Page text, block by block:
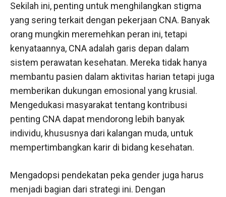
Sekilah ini, penting untuk menghilangkan stigma
yang sering terkait dengan pekerjaan CNA. Banyak
orang mungkin meremehkan peran ini, tetapi
kenyataannya, CNA adalah garis depan dalam
sistem perawatan kesehatan. Mereka tidak hanya
membantu pasien dalam aktivitas harian tetapi juga
memberikan dukungan emosional yang krusial.
Mengedukasi masyarakat tentang kontribusi
penting CNA dapat mendorong lebih banyak
individu, khususnya dari kalangan muda, untuk
mempertimbangkan karir di bidang kesehatan.
Mengadopsi pendekatan peka gender juga harus
menjadi bagian dari strategi ini. Dengan